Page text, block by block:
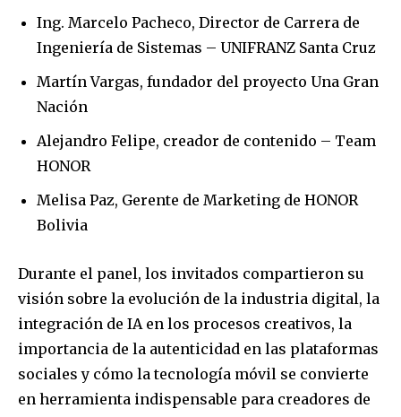
Ing. Marcelo Pacheco, Director de Carrera de
Ingeniería de Sistemas – UNIFRANZ Santa Cruz
Martín Vargas, fundador del proyecto Una Gran
Nación
Alejandro Felipe, creador de contenido – Team
HONOR
Melisa Paz, Gerente de Marketing de HONOR
Bolivia
Durante el panel, los invitados compartieron su
visión sobre la evolución de la industria digital, la
integración de IA en los procesos creativos, la
importancia de la autenticidad en las plataformas
sociales y cómo la tecnología móvil se convierte
en herramienta indispensable para creadores de